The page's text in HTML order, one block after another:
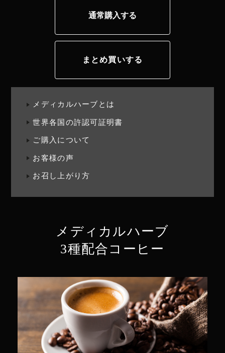
通常購入する
まとめ買いする
メディカルハーブとは
世界各国の許認可証明書
ご購入について
お客様の声
お召し上がり方
メディカルハーブ
3種配合コーヒー